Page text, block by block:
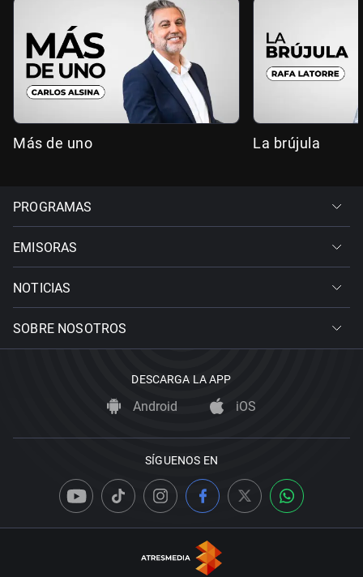
Más de uno La brújula
PROGRAMAS
EMISORAS
NOTICIAS
SOBRE NOSOTROS
DESCARGA LA APP
Android iOS
SÍGUENOS EN